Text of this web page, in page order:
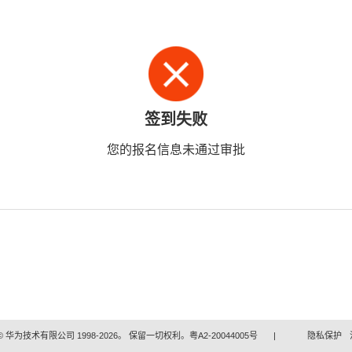
签到失败
您的报名信息未通过审批
华为技术有限公司 1998-2026。 保留一切权利。粤A2-20044005号 | 隐私保护